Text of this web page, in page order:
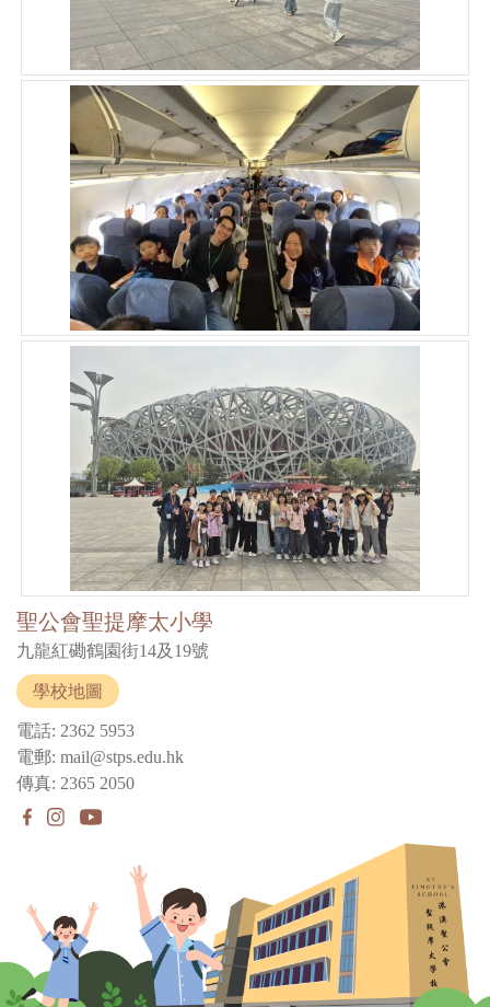
聖公會聖提摩太小學
九龍紅磡鶴園街14及19號
學校地圖
電話: 2362 5953
電郵: mail@stps.edu.hk
傳真: 2365 2050